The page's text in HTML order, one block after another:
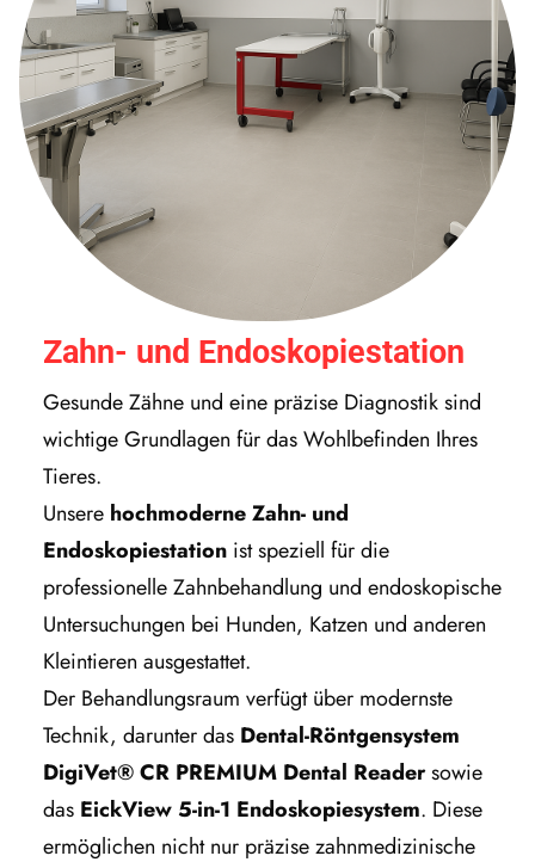
Zahn- und Endoskopiestation
Gesunde Zähne und eine präzise Diagnostik sind
wichtige Grundlagen für das Wohlbefinden Ihres
Tieres.
Unsere hochmoderne Zahn- und
Endoskopiestation ist speziell für die
professionelle Zahnbehandlung und endoskopische
Untersuchungen bei Hunden, Katzen und anderen
Kleintieren ausgestattet.
Der Behandlungsraum verfügt über modernste
Technik, darunter das Dental-Röntgensystem
DigiVet® CR PREMIUM Dental Readersowie
das EickView 5-in-1 Endoskopiesystem. Diese
ermöglichen nicht nur präzise zahnmedizinische